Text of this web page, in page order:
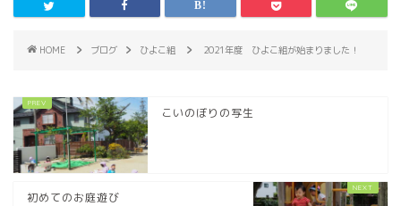
HOME ブログ ひよこ組 2021年度 ひよこ組が始まりました！
こいのぼりの写生
初めてのお庭遊び